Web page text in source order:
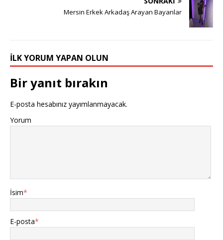
Mersin Erkek Arkadaş Arayan Bayanlar
İLK YORUM YAPAN OLUN
Bir yanıt bırakın
E-posta hesabınız yayımlanmayacak.
Yorum
İsim*
E-posta*